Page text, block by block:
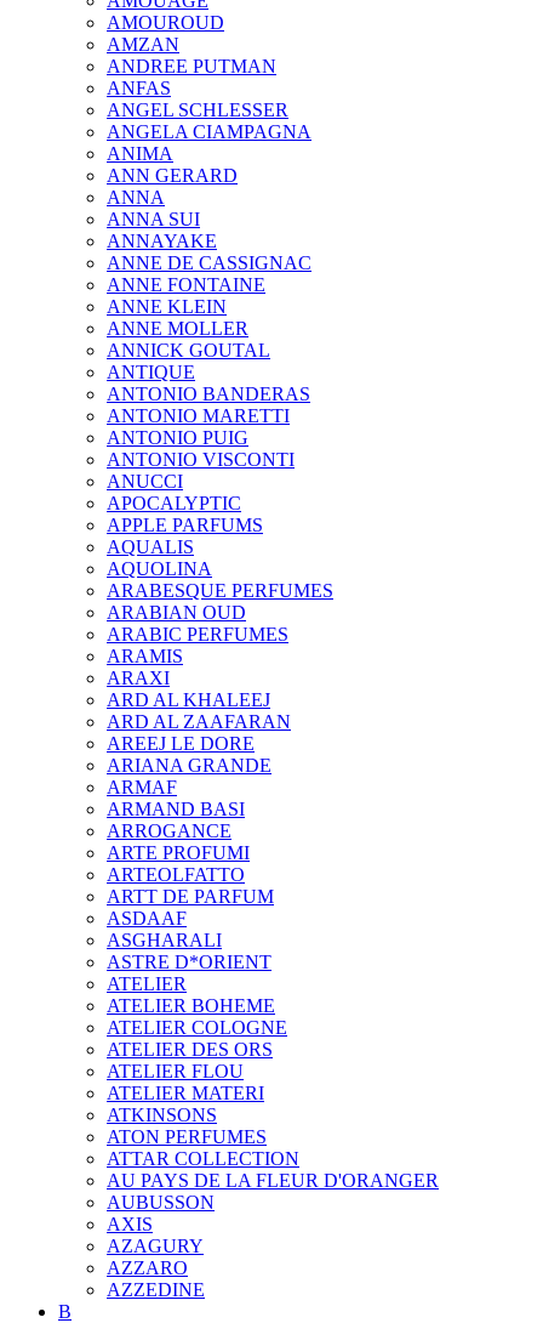
AMOUROUD
AMZAN
ANDREE PUTMAN
ANFAS
ANGEL SCHLESSER
ANGELA CIAMPAGNA
ANIMA
ANN GERARD
ANNA
ANNA SUI
ANNAYAKE
ANNE DE CASSIGNAC
ANNE FONTAINE
ANNE KLEIN
ANNE MOLLER
ANNICK GOUTAL
ANTIQUE
ANTONIO BANDERAS
ANTONIO MARETTI
ANTONIO PUIG
ANTONIO VISCONTI
ANUCCI
APOCALYPTIC
APPLE PARFUMS
AQUALIS
AQUOLINA
ARABESQUE PERFUMES
ARABIAN OUD
ARABIC PERFUMES
ARAMIS
ARAXI
ARD AL KHALEEJ
ARD AL ZAAFARAN
AREEJ LE DORE
ARIANA GRANDE
ARMAF
ARMAND BASI
ARROGANCE
ARTE PROFUMI
ARTEOLFATTO
ARTT DE PARFUM
ASDAAF
ASGHARALI
ASTRE D*ORIENT
ATELIER
ATELIER BOHEME
ATELIER COLOGNE
ATELIER DES ORS
ATELIER FLOU
ATELIER MATERI
ATKINSONS
ATON PERFUMES
ATTAR COLLECTION
AU PAYS DE LA FLEUR D'ORANGER
AUBUSSON
AXIS
AZAGURY
AZZARO
AZZEDINE
B